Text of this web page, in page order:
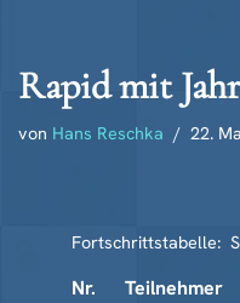
Rapid mit
von Hans Reschka 22.
Fortschrittstabelle:
Nr. Teilnehmer